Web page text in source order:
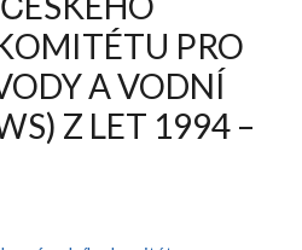
PRO
A VODNÍ
Z LET 1994 –